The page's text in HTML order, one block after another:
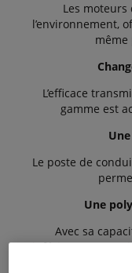
Les moteurs
l’environnement,
même
L’efficace
gamme est
Le poste de
Une
Avec sa
inférieurs et sa